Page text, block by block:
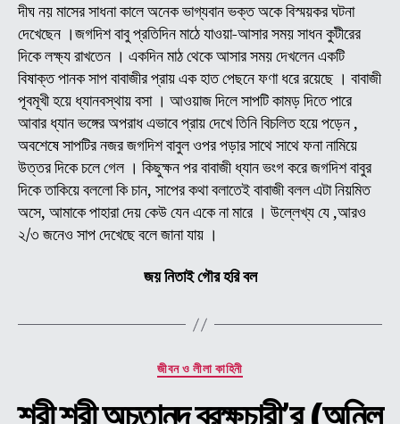
দীঘ নয় মাসের সাধনা কালে অনেক ভাগ্যবান ভক্ত অকে বিস্ময়কর ঘটনা
দেখেছেন ।জগদিশ বাবু প্রতিদিন মাঠে যাওয়া-আসার সময় সাধন কুটীরের
দিকে লক্ষ্য রাখতেন । একদিন মাঠ থেকে আসার সময় দেখলেন একটি
বিষাক্ত পানক সাপ বাবাজীর প্রায় এক হাত পেছনে ফণা ধরে রয়েছে । বাবাজী
পূবমূখী হয়ে ধ্যানবস্থায় বসা । আওয়াজ দিলে সাপটি কামড় দিতে পারে
আবার ধ্যান ভঙ্গের অপরাধ এভাবে প্রায় দেখে তিনি বিচলিত হয়ে পড়েন ,
অবশেষে সাপটির নজর জগদিশ বাবুল ওপর পড়ার সাথে সাথে ফনা নামিয়ে
উত্তর দিকে চলে গেল । কিছুক্ষন পর বাবাজী ধ্যান ভংগ করে জগদিশ বাবুর
দিকে তাকিয়ে বললো কি চান, সাপের কথা বলাতেই বাবাজী বলল এটা নিয়মিত
অসে, আমাকে পাহারা দেয় কেউ যেন একে না মারে । উল্লেখ্য যে ,আরও
২/৩ জনেও সাপ দেখেছে বলে জানা যায় ।
জয় নিতাই গৌর হরি বল
Categories
জীবন ও লীলা কাহিনী